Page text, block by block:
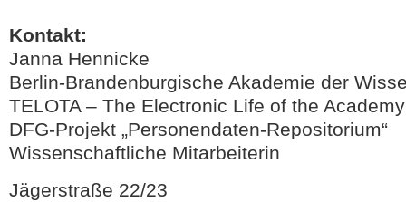
Kontakt:
Janna Hennicke
Berlin-Brandenburgische Akademie der
TELOTA – The Electronic Life of the Academy
DFG-Projekt „Personendaten-Repositorium“
Wissenschaftliche Mitarbeiterin
Jägerstraße 22/23